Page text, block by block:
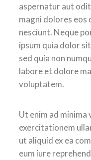
aspernatur aut
magni dolores eos
nesciunt. Neque
ipsum quia dolor
sed quia non
labore et dolore
voluptatem.
Ut enim ad minima
exercitationem
ut aliquid ex ea
eum iure